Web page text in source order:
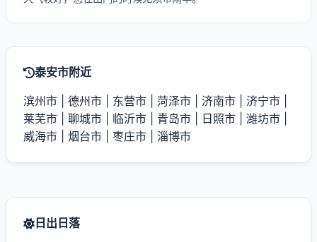
泰安市附近
滨州市 德州市 东营市 菏泽市 济南市 济宁市
莱芜市
聊城市 临沂市 青岛市 日照市 潍坊市
威海市
烟台市 枣庄市 淄博市
日出日落